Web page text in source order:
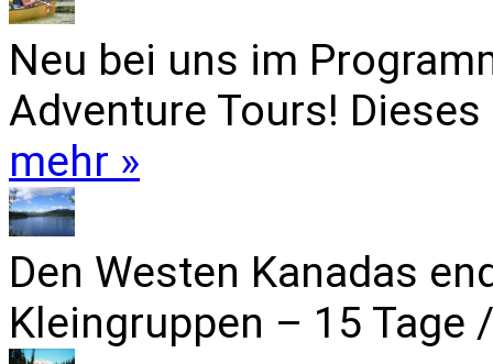
Neu bei uns im
Adventure Tours!
mehr »
Den Westen Kanadas
Kleingruppen – 15 Tage